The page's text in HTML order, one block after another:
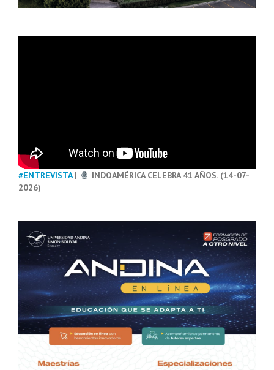
#ENTREVISTA|
INDOAMÉRICA CELEBRA 41 AÑOS. (14-07-
2026)